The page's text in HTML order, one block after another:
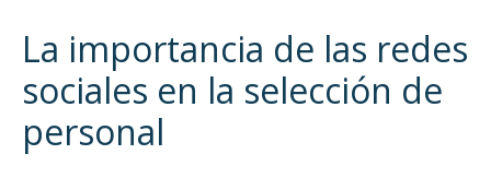
La importancia de las redes
sociales en la selección de
personal